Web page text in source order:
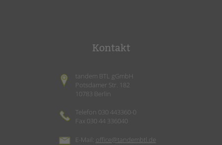
Kontakt
tandem BTL gGmbH
Potsdamer Str. 182
10783 Berlin
Telefon 030 443360-0
Fax 030 44 336040
E-Mail: office@tandembtl.de